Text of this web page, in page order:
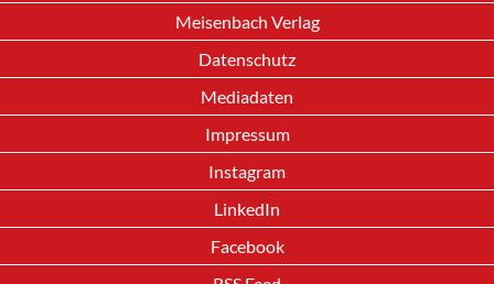
Meisenbach Verlag
Datenschutz
Mediadaten
Impressum
Instagram
LinkedIn
Facebook